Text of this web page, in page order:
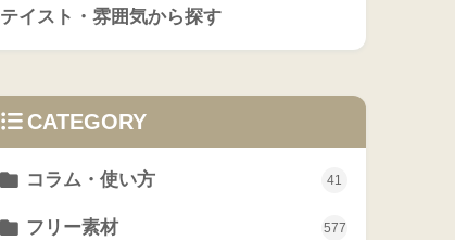
テイスト・雰囲気から探す
CATEGORY
コラム・使い方 41
フリー素材 577